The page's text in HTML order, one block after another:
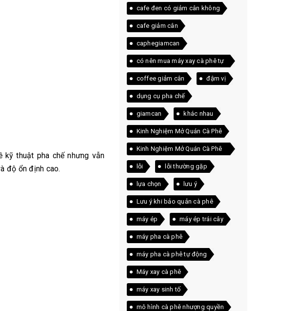
kỹ thuật pha chế nhưng vẫn
độ ổn định cao.
cafe đen có giảm cân không
cafe giảm cân
caphegiamcan
có nên mua máy xay cà phê tự
động
coffee giảm cân đậm vị
dụng cụ pha chế
giamcan khác nhau
Kinh Nghiệm Mở Quán Cà Phê
Kinh Nghiệm Mở Quán Cà Phê
Thực Tế
lỗi lỗi thường gặp
lựa chọn lưu ý
Lưu ý khi bảo quản cà phê
máy ép máy ép trái cây
máy pha cà phê
máy pha cà phê tự động
Máy xay cà phê
máy xay sinh tố
mô hình cà phê nhượng quyền